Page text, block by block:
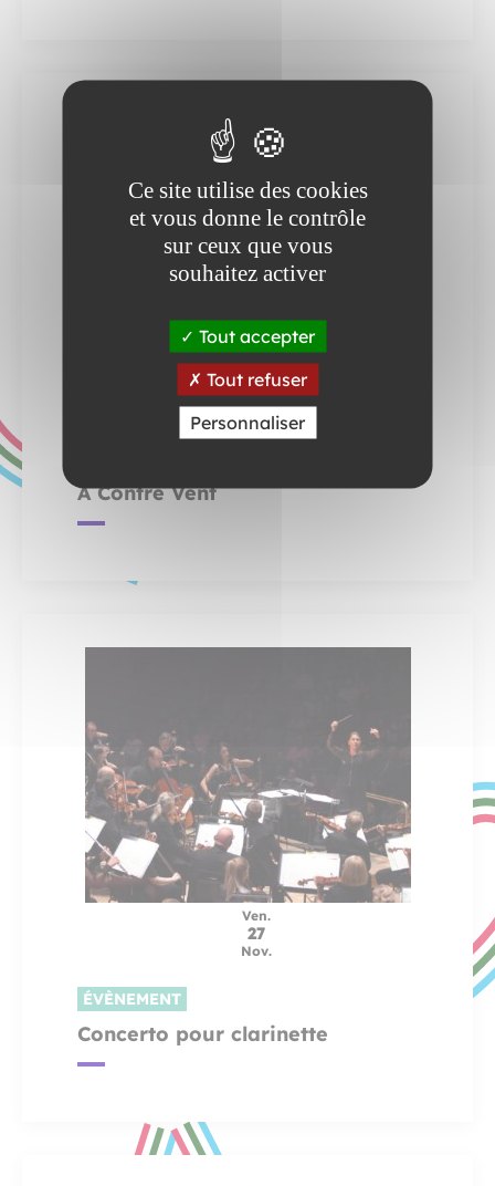
Ven.
04
Déc.
A Contre Vent
Ven.
27
Nov.
ÉVÈNEMENT
Concerto pour clarinette
Ce site utilise des cookies
et vous donne le contrôle
sur ceux que vous
souhaitez activer
Tout accepter
Tout refuser
Personnaliser